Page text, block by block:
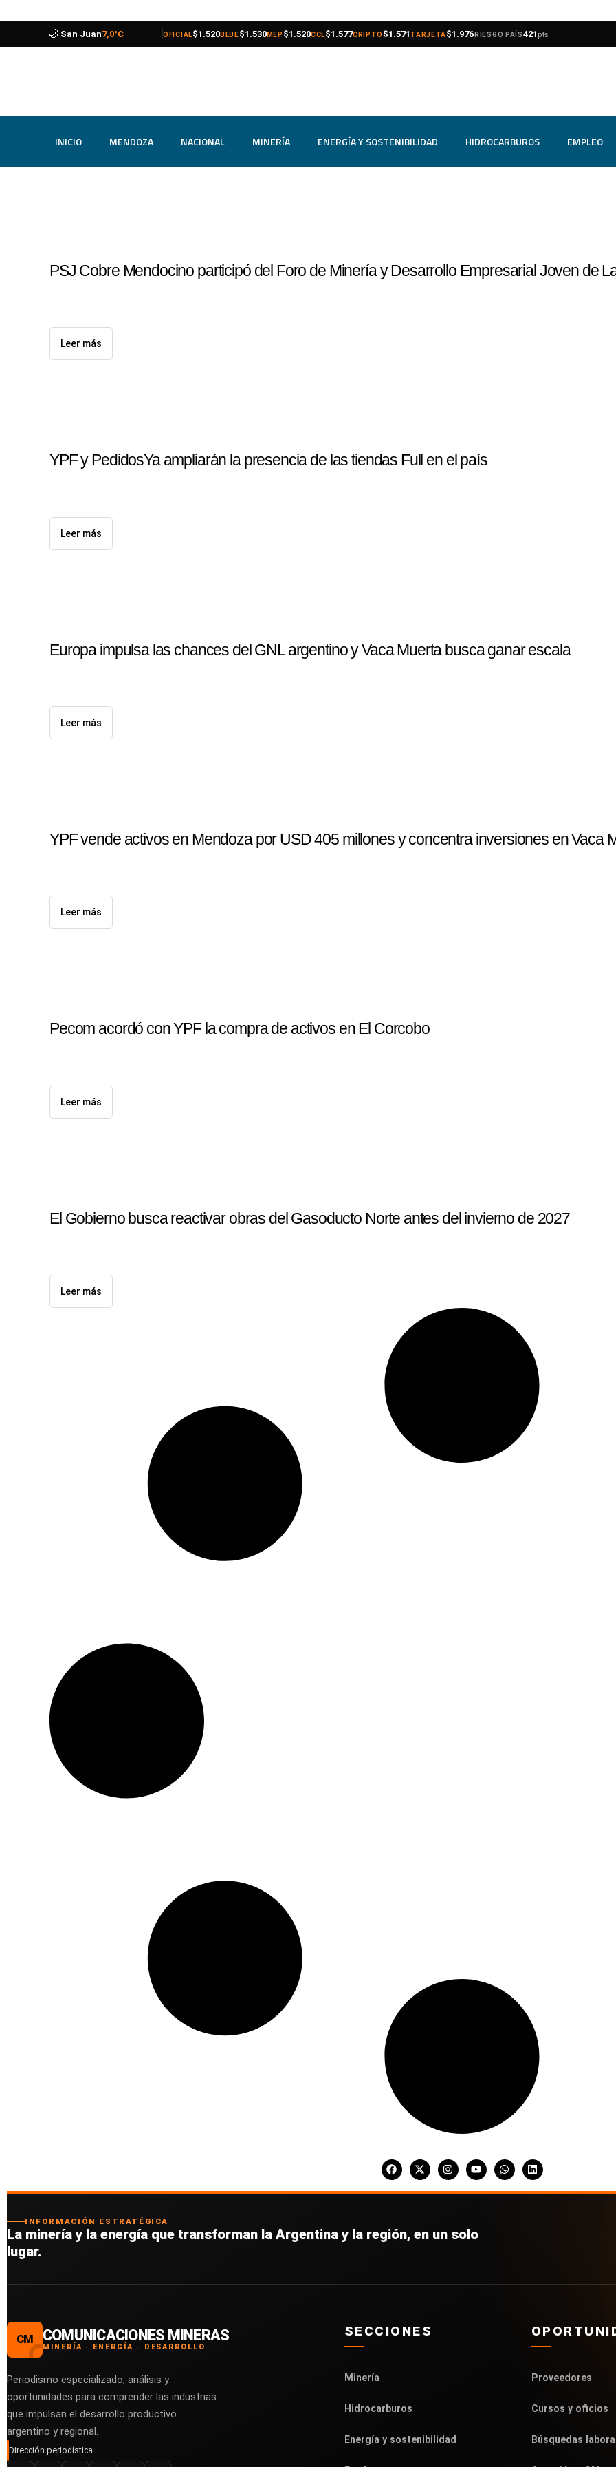
🌙 Catamarca9,8°C OFICIAL
compra
venta $1.520BLUE
compra
venta$1.530MEP
compra
venta$1.520CCL
compra
venta$1.577CRIPTO
compra
venta $1.571 TARJETA
compra
venta $1.976RIESGO PAÍS421pts
INICIO MENDOZA NACIONAL MINERÍA ENERGÍA Y SOSTENIBILIDAD HIDROCARBUROS EMPLEO
PSJ Cobre Mendocino participó del Foro de Minería y Desarrollo Empresarial Joven de
Leer más
YPF y PedidosYa ampliarán la presencia de las tiendas Full en el país
Leer más
Europa impulsa las chances del GNL argentino y Vaca Muerta busca ganar escala
Leer más
YPF vende activos en Mendoza por USD 405 millones y concentra inversiones en Vaca
Leer más
Pecom acordó con YPF la compra de activos en El Corcobo
Leer más
El Gobierno busca reactivar obras del Gasoducto Norte antes del invierno de 2027
Leer más
INFORMACIÓN ESTRATÉGICA
La minería y la energía que transforman la Argentina y la región, en un solo
lugar.
CM COMUNICACIONES MINERAS
MINERÍA · ENERGÍA · DESARROLLO
Periodismo especializado, análisis y
oportunidades para comprender las industrias
que impulsan el desarrollo productivo
argentino y regional.
Dirección periodística
SECCIONES
Minería
Hidrocarburos
Energía y sostenibilidad
Proveedores
Cursos y oficios
Búsquedas